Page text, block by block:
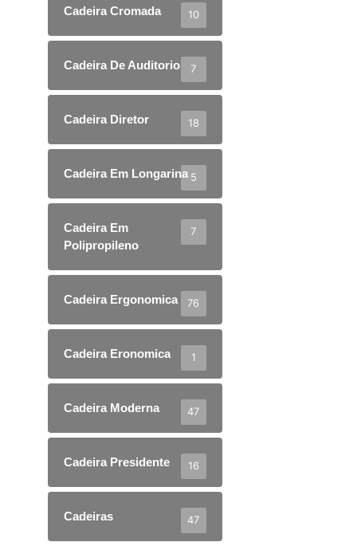
Cadeira Cromada 10
Cadeira De Auditorio 7
Cadeira Diretor 18
Cadeira Em Longarina 5
Cadeira Em
Polipropileno
7
Cadeira Ergonomica 76
Cadeira Eronomica 1
Cadeira Moderna 47
Cadeira Presidente 16
Cadeiras 47